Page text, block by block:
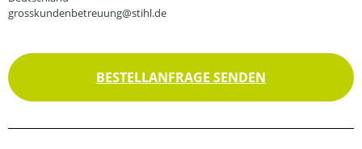
grosskundenbetreuung@stihl.de
BESTELLANFRAGE SENDEN